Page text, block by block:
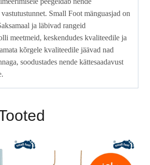
Small Foot mänguasjad on
ja läbivad rangeid
meetmeid, keskendudes kvaliteedile ja
kõrgele kvaliteedile jäävad nad
soodustades nende kättesaadavust